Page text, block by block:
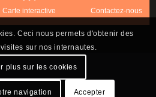
Carte interactive Contactez-nous
Ceci nous permets d'obtenir des
sur nos internautes.
plus sur les cookies
navigation Accepter